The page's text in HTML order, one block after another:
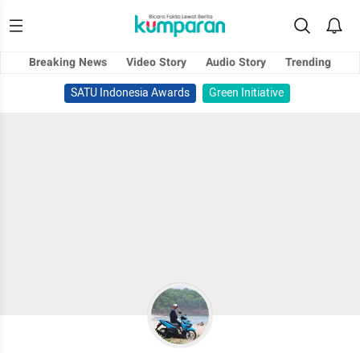
Breaking News Video Story Audio Story
Trending
SATU Indonesia Awards
Green Initiative